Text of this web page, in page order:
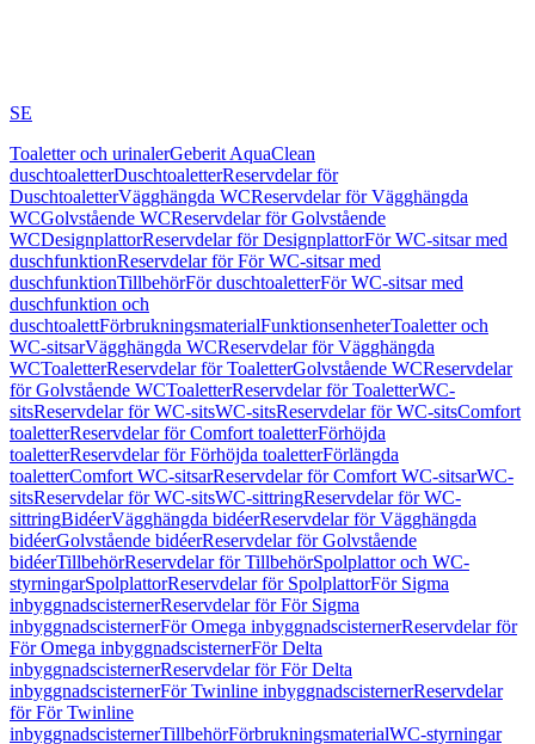
SE
Toaletter och urinalerGeberit AquaClean
duschtoaletterDuschtoaletterReservdelar för
DuschtoaletterVägghängda WCReservdelar för Vägghängda
WCGolvstående WCReservdelar för Golvstående
WCDesignplattorReservdelar för DesignplattorFör WC-sitsar med
duschfunktionReservdelar för För WC-sitsar med
duschfunktionTillbehörFör duschtoaletterFör WC-sitsar med
duschfunktion och
duschtoalettFörbrukningsmaterialFunktionsenheterToaletter och
WC-sitsarVägghängda WCReservdelar för Vägghängda
WCToaletterReservdelar för ToaletterGolvstående WCReservdelar
för Golvstående WCToaletterReservdelar för ToaletterWC-
sitsReservdelar för WC-sitsWC-sitsReservdelar för WC-sitsComfort
toaletterReservdelar för Comfort toaletterFörhöjda
toaletterReservdelar för Förhöjda toaletterFörlängda
toaletterComfort WC-sitsarReservdelar för Comfort WC-sitsarWC-
sitsReservdelar för WC-sitsWC-sittringReservdelar för WC-
sittringBidéerVägghängda bidéerReservdelar för Vägghängda
bidéerGolvstående bidéerReservdelar för Golvstående
bidéerTillbehörReservdelar för TillbehörSpolplattor och WC-
styrningarSpolplattorReservdelar för SpolplattorFör Sigma
inbyggnadscisternerReservdelar för För Sigma
inbyggnadscisternerFör Omega inbyggnadscisternerReservdelar för
För Omega inbyggnadscisternerFör Delta
inbyggnadscisternerReservdelar för För Delta
inbyggnadscisternerFör Twinline inbyggnadscisternerReservdelar
för För Twinline
inbyggnadscisternerTillbehörFörbrukningsmaterialWC-styrningar